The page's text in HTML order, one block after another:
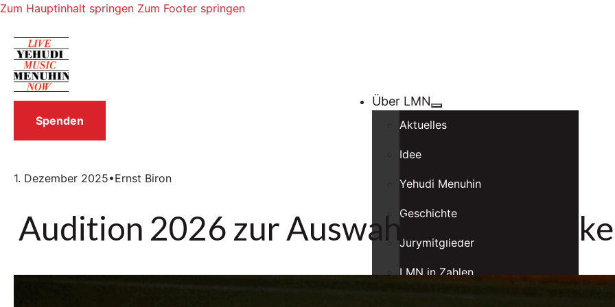
Zum Hauptinhalt springen Zum Footer springen
Über LMN
Aktuelles
Idee
Yehudi Menuhin
Geschichte
Jurymitglieder
LMN in Zahlen
Spenden
1. Dezember 2025•Ernst Biron
Audition 2026 zur Auswahl neuer